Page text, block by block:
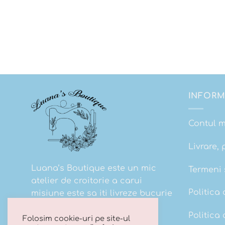
Luana’s Boutique este un mic
atelier de croitorie a carui
misiune este sa iti livreze bucurie
Contul
Livrare,
Politica
Politica
Folosim cookie-uri pe site-ul